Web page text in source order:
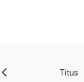
Titus